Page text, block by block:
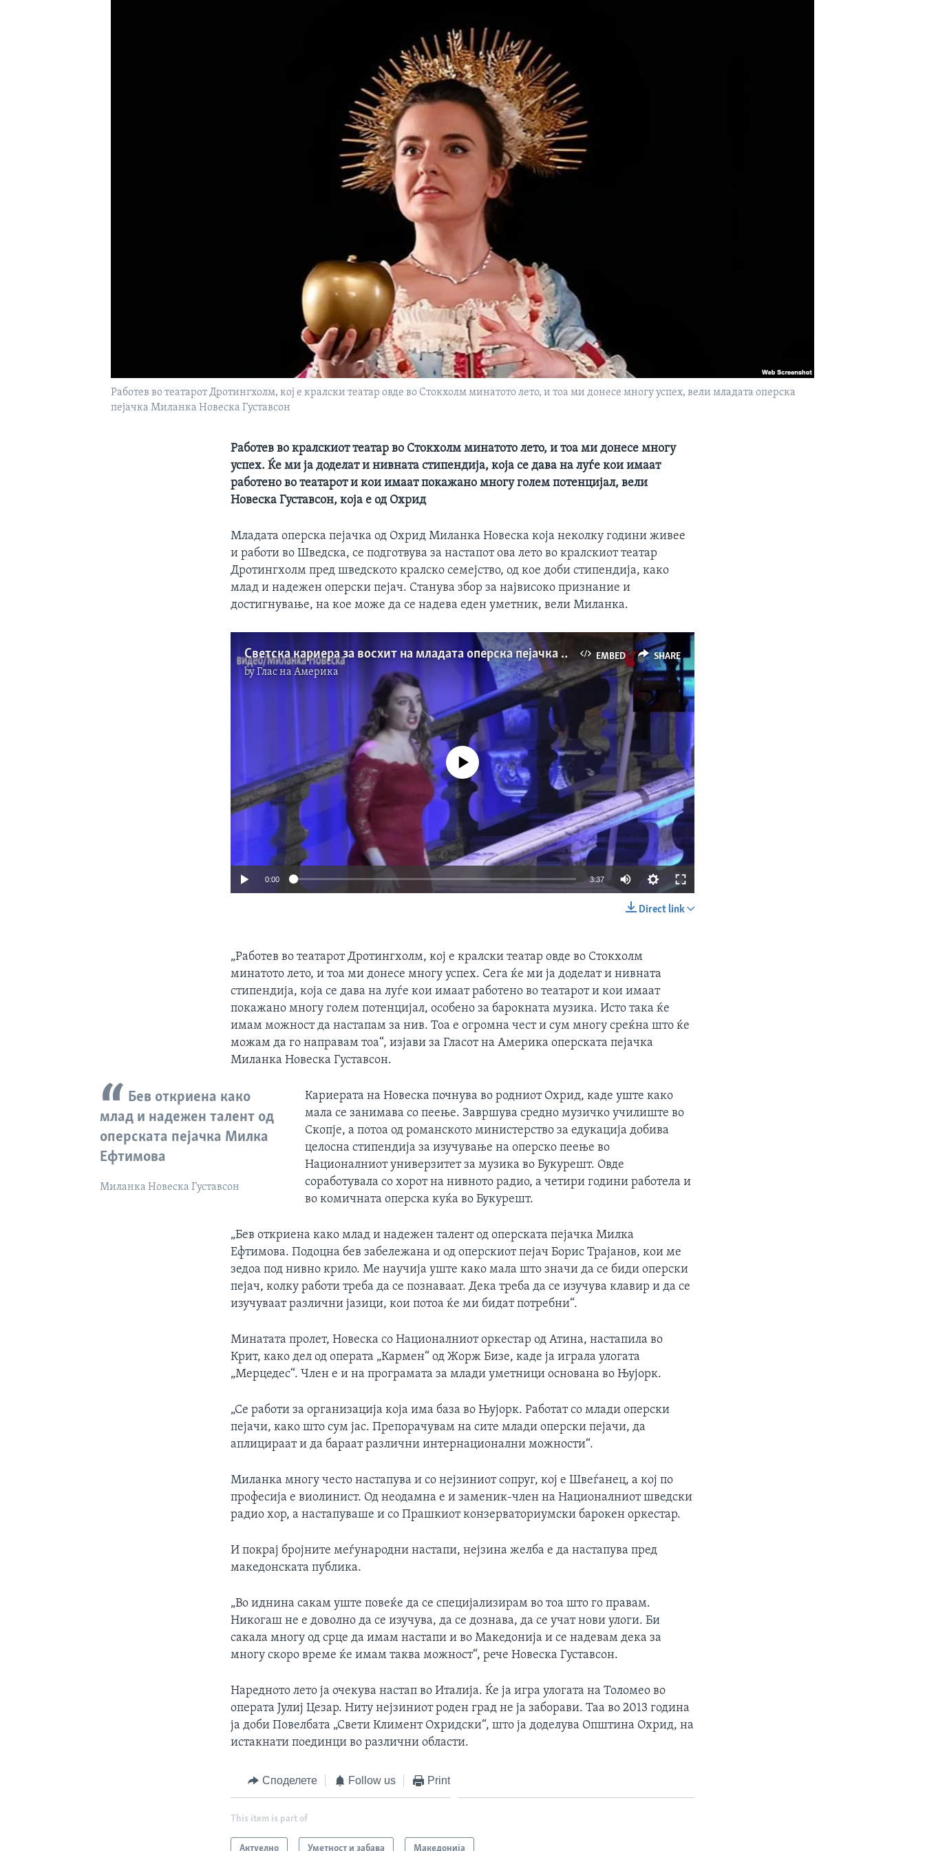
Работев во театарот Дротингхолм, кој е кралски театар овде во Стокхолм минатото лето, и тоа ми донесе многу успех, вели младата оперска
пејачка Миланка Новеска Густавсон
Работев во кралскиот театар во Стокхолм минатото лето, и тоа ми донесе многу
успех. Ќе ми ја доделат и нивната стипендија, која се дава на луѓе кои имаат
работено во театарот и кои имаат покажано многу голем потенцијал, вели
Новеска Густавсон, којa е од Охрид
Младата оперска пејачка од Охрид Миланка Новеска која неколку години живее
и работи во Шведска, се подготвува за настапот ова лето во кралскиот театар
Дротингхолм пред шведското кралско семејство, од кое доби стипендија, како
млад и надежен оперски пејач. Станува збор за највисоко признание и
достигнување, на кое може да се надева еден уметник, вели Миланка.
EMBED SHARE
Светска кариера за восхит на младата оперска пејачка Миланка Новеска Густавсон
byГлас на Америка
No media source currently available
0:00 3:37
Direct link
„Работев во театарот Дротингхолм, кој е кралски театар овде во Стокхолм
минатото лето, и тоа ми донесе многу успех. Сега ќе ми ја доделат и нивната
стипендија, која се дава на луѓе кои имаат работено во театарот и кои имаат
покажано многу голем потенцијал, особено за барокната музика. Исто така ќе
имам можност да настапам за нив. Тоа е огромна чест и сум многу среќна што ќе
можам да го направам тоа“, изјави за Гласот на Америка оперската пејачка
Миланка Новеска Густавсон.
Бев откриена како
млад и надежен талент од
оперската пејачка Милка
Ефтимова
Миланка Новеска Густавсон
Кариерата на Новеска почнува во родниот Охрид, каде уште како
мала се занимава со пеење. Завршува средно музичко училиште во
Скопје, а потоа од романското министерство за едукација добива
целосна стипендија за изучување на оперско пеење во
Националниот универзитет за музика во Букурешт. Овде
соработувала со хорот на нивното радио, а четири години работела и
во комичната оперска куќа во Букурешт.
„Бев откриена како млад и надежен талент од оперската пејачка Милка
Ефтимова. Подоцна бев забележана и од оперскиот пејач Борис Трајанов, кои ме
зедоа под нивно крило. Ме научија уште како мала што значи да се биди оперски
пејач, колку работи треба да се познаваат. Дека треба да се изучува клавир и да се
изучуваат различни јазици, кои потоа ќе ми бидат потребни“.
Минатата пролет, Новеска со Националниот оркестар од Атина, настапила во
Крит, како дел од операта „Кармен“ од Жорж Бизе, каде ја играла улогата
„Мерцедес“. Член е и на програмата за млади уметници основана во Њујорк.
„Се работи за организација која има база во Њујорк. Работат со млади оперски
пејачи, како што сум јас. Препорачувам на сите млади оперски пејачи, да
аплицираат и да бараат различни интернационални можности“.
Миланка многу често настапува и со нејзиниот сопруг, кој е Швеѓанец, а кој по
професија е виолинист. Од неодамна е и заменик-член на Националниот шведски
радио хор, а настапуваше и со Прашкиот конзерваториумски барокен оркестар.
И покрај бројните меѓународни настапи, нејзина желба е да настапува пред
македонската публика.
„Во иднина сакам уште повеќе да се специјализирам во тоа што го правам.
Никогаш не е доволно да се изучува, да се дознава, да се учат нови улоги. Би
сакала многу од срце да имам настапи и во Македонија и се надевам дека за
многу скоро време ќе имам таква можност“, рече Новеска Густавсон.
Наредното лето ја очекува настап во Италија. Ќе ја игра улогата на Толомео во
операта Јулиј Цезар. Ниту нејзиниот роден град не ја заборави. Таа во 2013 година
ја доби Повелбата „Свети Климент Охридски“, што ја доделува Општина Охрид, на
истакнати поединци во различни области.
Споделете Follow us Print
This item is part of
Актуелно Уметност и забава Македонија